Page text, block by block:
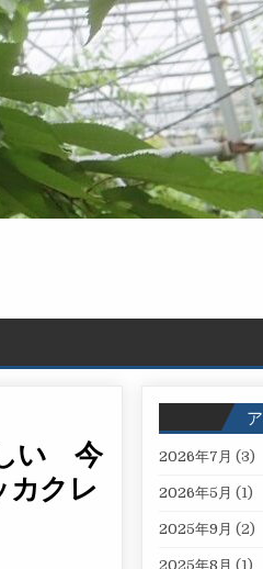
しい 今
カクレ
2026年7月 (3)
2026年5月 (1)
2025年9月 (2)
2025年8月 (1)